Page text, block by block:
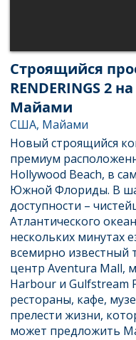
Строящийся
RENDERINGS 2
Майами
США, Майами
Новый строящийся
премиум
Hollywood Beach, в
Южной Флориды. В
доступности –
Атлантического
нескольких минутах
всемирно известный
центр Aventura Mall,
Harbour и Gulfstream
рестораны, кафе,
прелести жизни,
может предложить